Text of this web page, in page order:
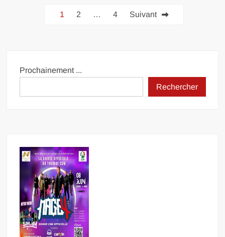
Pagination
1 2 … 4 Suivant
Prochainement ...
Rechercher